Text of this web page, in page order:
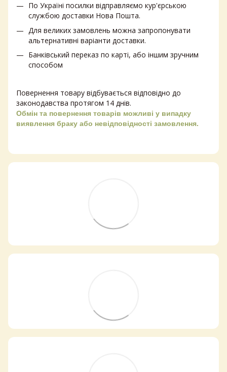
По Україні посилки відправляємо кур'єрською
службою доставки Нова Пошта.
Для великих замовлень можна запропонувати
альтернативні варіанти доставки.
Банківський переказ по карті, або іншим зручним
способом
Повернення товару відбувається відповідно до
законодавства протягом 14 днів.
Обмін та повернення товарів можливі у випадку
виявлення браку або невідповідності замовлення.